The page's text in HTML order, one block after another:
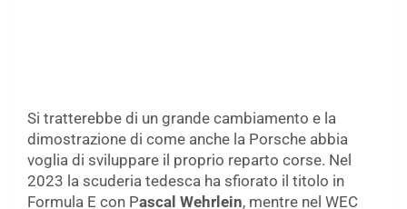
Si tratterebbe di un grande cambiamento e la
dimostrazione di come anche la Porsche abbia
voglia di sviluppare il proprio reparto corse. Nel
2023 la scuderia tedesca ha sfiorato il titolo in
Formula E con Pascal Wehrlein, mentre nel WEC